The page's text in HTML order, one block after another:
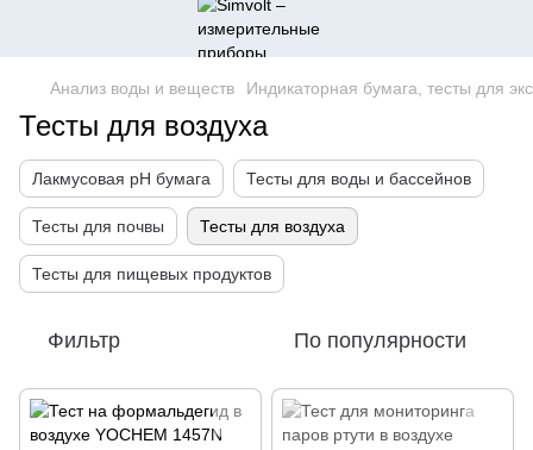
Анализ воды и веществ Индикаторная бумага, тесты для
Тесты для воздуха
Лакмусовая pH бумага Тесты для воды и бассейнов
Тесты для почвы Тесты для воздуха
Тесты для пищевых продуктов
Фильтр По популярности